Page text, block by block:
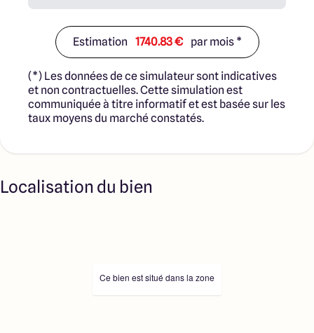
Estimation 1740.83 € par mois *
(*) Les données de ce simulateur sont indicatives
et non contractuelles. Cette simulation est
communiquée à titre informatif et est basée sur les
taux moyens du marché constatés.
Localisation du bien
Ce bien est situé dans la zone